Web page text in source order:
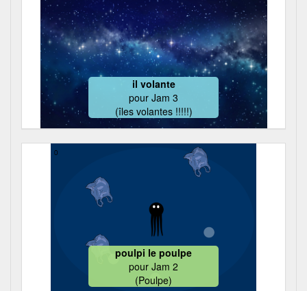
il volante
pour Jam 3
(îles volantes !!!!!)
poulpi le poulpe
pour Jam 2
(Poulpe)